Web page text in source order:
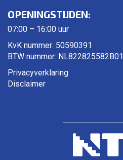
OPENINGSTIJDEN:
07:00 – 16:00 uur
KvK nummer: 50590391
BTW nummer: NL822825582B01
Privacyverklaring
Disclaimer